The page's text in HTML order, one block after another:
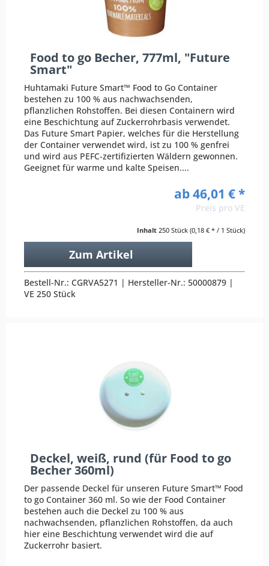
Food to go Becher, 777ml, "Future
Smart"
Huhtamaki Future Smart™ Food to Go Container
bestehen zu 100 % aus nachwachsenden,
pflanzlichen Rohstoffen. Bei diesen Containern wird
eine Beschichtung auf Zuckerrohrbasis verwendet.
Das Future Smart Papier, welches für die Herstellung
der Container verwendet wird, ist zu 100 % genfrei
und wird aus PEFC-zertifizierten Wäldern gewonnen.
Geeignet für warme und kalte Speisen....
ab 46,01 € *
Preis pro VE
Inhalt 250 Stück (0,18 € * / 1 Stück)
Zum Artikel
Bestell-Nr.: CGRVA5271 | Hersteller-Nr.: 50000879 |
VE 250 Stück
Deckel, weiß, rund (für Food to go
Becher 360ml)
Der passende Deckel für unseren Future Smart™ Food
to go Container 360 ml. So wie der Food Container
bestehen auch die Deckel zu 100 % aus
nachwachsenden, pflanzlichen Rohstoffen, da auch
hier eine Beschichtung verwendet wird die auf
Zuckerrohr basiert.